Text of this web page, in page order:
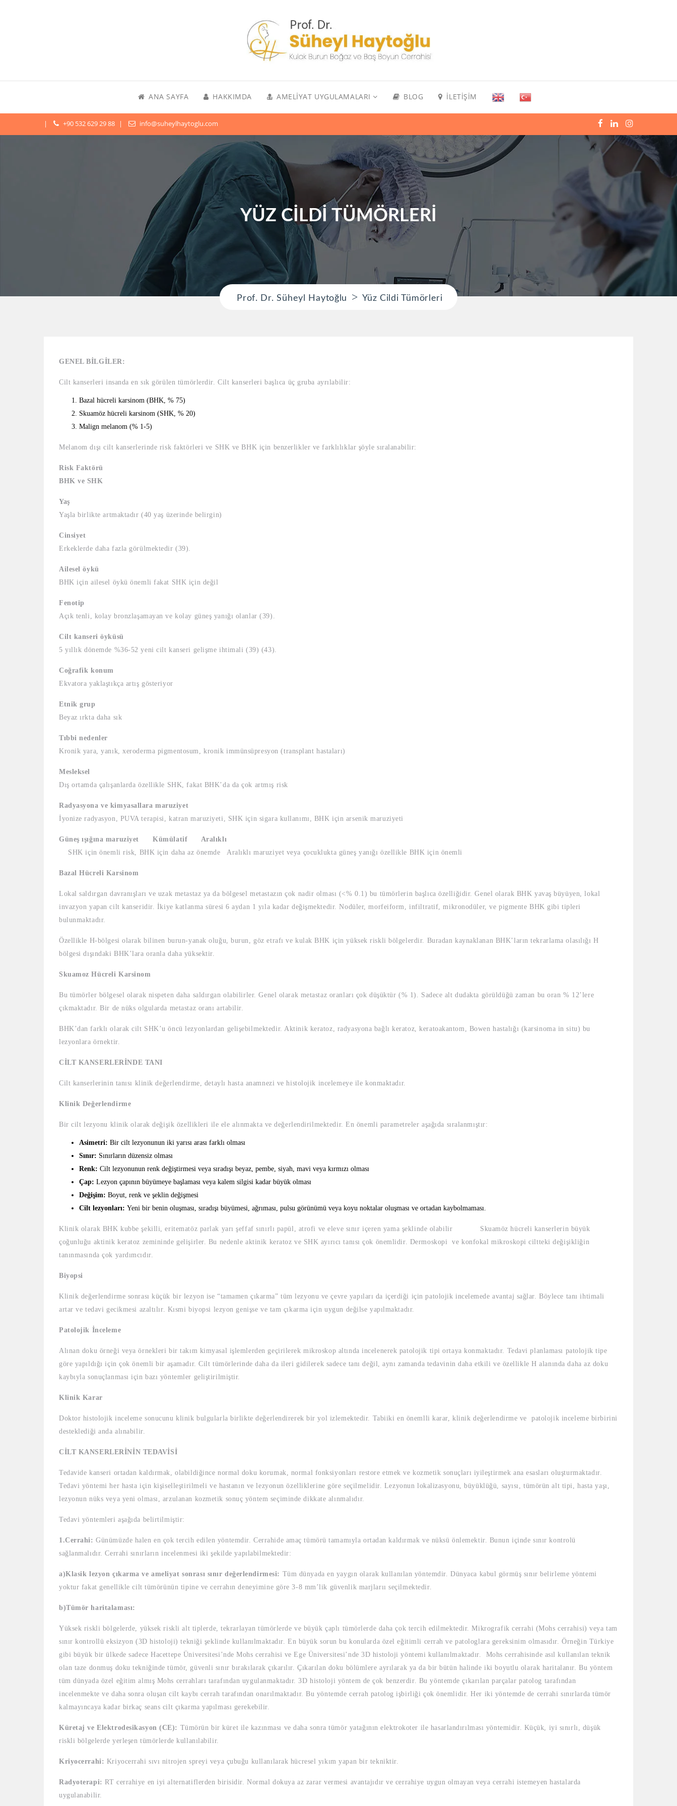
ANA SAYFA HAKKIMDA AMELIYAT UYGULAMALARI BLOG İLETIŞIM
+90 532 629 29 88 info@suheylhaytoglu.com
YÜZ CILDI TÜMÖRLERI
Prof. Dr. Süheyl Haytoğlu > Yüz Cildi Tümörleri
GENEL BİLGİLER:
Cilt kanserleri insanda en sık görülen tümörlerdir. Cilt kanserleri başlıca üç gruba ayrılabilir:
Bazal hücreli karsinom (BHK, % 75)
Skuamöz hücreli karsinom (SHK, % 20)
Malign melanom (% 1-5)
Melanom dışı cilt kanserlerinde risk faktörleri ve SHK ve BHK için benzerlikler ve farklılıklar şöyle sıralanabilir:
Risk Faktörü
BHK ve SHK
Yaş
Yaşla birlikte artmaktadır (40 yaş üzerinde belirgin)
Cinsiyet
Erkeklerde daha fazla görülmektedir (39).
Ailesel öykü
BHK için ailesel öykü önemli fakat SHK için değil
Fenotip
Açık tenli, kolay bronzlaşamayan ve kolay güneş yanığı olanlar (39).
Cilt kanseri öyküsü
5 yıllık dönemde %36-52 yeni cilt kanseri gelişme ihtimali (39) (43).
Coğrafik konum
Ekvatora yaklaştıkça artış gösteriyor
Etnik grup
Beyaz ırkta daha sık
Tıbbi nedenler
Kronik yara, yanık, xeroderma pigmentosum, kronik immünsüpresyon (transplant hastaları)
Mesleksel
Dış ortamda çalışanlarda özellikle SHK, fakat BHK’da da çok artmış risk
Radyasyona ve kimyasallara maruziyet
İyonize radyasyon, PUVA terapisi, katran maruziyeti, SHK için sigara kullanımı, BHK için arsenik maruziyeti
Güneş ışığına maruziyet Kümülatif
Aralıklı
SHK için önemli risk, BHK için daha az önemde Aralıklı maruziyet veya çocuklukta güneş yanığı özellikle BHK için önemli
Bazal Hücreli Karsinom
Lokal saldırgan davranışları ve uzak metastaz ya da bölgesel metastazın çok nadir olması (<% 0.1) bu tümörlerin başlıca özelliğidir. Genel olarak BHK yavaş büyüyen, lokal
invazyon yapan cilt kanseridir. İkiye katlanma süresi 6 aydan 1 yıla kadar değişmektedir. Nodüler, morfeiform, infiltratif, mikronodüler, ve pigmente BHK gibi tipleri
bulunmaktadır.
Özellikle H-bölgesi olarak bilinen burun-yanak oluğu, burun, göz etrafı ve kulak BHK için yüksek riskli bölgelerdir. Buradan kaynaklanan BHK’ların tekrarlama olasılığı H
bölgesi dışındaki BHK’lara oranla daha yüksektir.
Skuamoz Hücreli Karsinom
Bu tümörler bölgesel olarak nispeten daha saldırgan olabilirler. Genel olarak metastaz oranları çok düşüktür (% 1). Sadece alt dudakta görüldüğü zaman bu oran % 12’lere
çıkmaktadır. Bir de nüks olgularda metastaz oranı artabilir.
BHK’dan farklı olarak cilt SHK’u öncü lezyonlardan gelişebilmektedir. Aktinik keratoz, radyasyona bağlı keratoz, keratoakantom, Bowen hastalığı (karsinoma in situ) bu
lezyonlara örnektir.
CİLT KANSERLERİNDE TANI
Cilt kanserlerinin tanısı klinik değerlendirme, detaylı hasta anamnezi ve histolojik incelemeye ile konmaktadır.
Klinik Değerlendirme
Bir cilt lezyonu klinik olarak değişik özellikleri ile ele alınmakta ve değerlendirilmektedir. En önemli parametreler aşağıda sıralanmıştır:
Asimetri: Bir cilt lezyonunun iki yarısı arası farklı olması
Sınır: Sınırların düzensiz olması
Renk: Cilt lezyonunun renk değiştirmesi veya sıradışı beyaz, pembe, siyah, mavi veya kırmızı olması
Çap: Lezyon çapının büyümeye başlaması veya kalem silgisi kadar büyük olması
Değişim: Boyut, renk ve şeklin değişmesi
Cilt lezyonları: Yeni bir benin oluşması, sıradışı büyümesi, ağrıması, pulsu görünümü veya koyu noktalar oluşması ve ortadan kaybolmaması.
Klinik olarak BHK kubbe şekilli, eritematöz parlak yarı şeffaf sınırlı papül, atrofi ve eleve sınır içeren yama şeklinde olabilir Skuamöz hücreli kanserlerin büyük
çoğunluğu aktinik keratoz zemininde gelişirler. Bu nedenle aktinik keratoz ve SHK ayırıcı tanısı çok önemlidir. Dermoskopi ve konfokal mikroskopi ciltteki değişikliğin
tanınmasında çok yardımcıdır.
Biyopsi
Klinik değerlendirme sonrası küçük bir lezyon ise “tamamen çıkarma” tüm lezyonu ve çevre yapıları da içerdiği için patolojik incelemede avantaj sağlar. Böylece tanı ihtimali
artar ve tedavi gecikmesi azaltılır. Kısmi biyopsi lezyon genişse ve tam çıkarma için uygun değilse yapılmaktadır.
Patolojik İnceleme
Alınan doku örneği veya örnekleri bir takım kimyasal işlemlerden geçirilerek mikroskop altında incelenerek patolojik tipi ortaya konmaktadır. Tedavi planlaması patolojik tipe
göre yapıldığı için çok önemli bir aşamadır. Cilt tümörlerinde daha da ileri gidilerek sadece tanı değil, aynı zamanda tedavinin daha etkili ve özellikle H alanında daha az doku
kaybıyla sonuçlanması için bazı yöntemler geliştirilmiştir.
Klinik Karar
Doktor histolojik inceleme sonucunu klinik bulgularla birlikte değerlendirerek bir yol izlemektedir. Tabiiki en önemlli karar, klinik değerlendirme ve patolojik inceleme birbirini
desteklediği anda alınabilir.
CİLT KANSERLERİNİN TEDAVİSİ
Tedavide kanseri ortadan kaldırmak, olabildiğince normal doku korumak, normal fonksiyonları restore etmek ve kozmetik sonuçları iyileştirmek ana esasları oluşturmaktadır.
Tedavi yöntemi her hasta için kişiselleştirilmeli ve hastanın ve lezyonun özelliklerine göre seçilmelidir. Lezyonun lokalizasyonu, büyüklüğü, sayısı, tümörün alt tipi, hasta yaşı,
lezyonun nüks veya yeni olması, arzulanan kozmetik sonuç yöntem seçiminde dikkate alınmalıdır.
Tedavi yöntemleri aşağıda belirtilmiştir:
1.Cerrahi: Günümüzde halen en çok tercih edilen yöntemdir. Cerrahide amaç tümörü tamamıyla ortadan kaldırmak ve nüksü önlemektir. Bunun içinde sınır kontrolü
sağlanmalıdır. Cerrahi sınırların incelenmesi iki şekilde yapılabilmektedir:
a)Klasik lezyon çıkarma ve ameliyat sonrası sınır değerlendirmesi: Tüm dünyada en yaygın olarak kullanılan yöntemdir. Dünyaca kabul görmüş sınır belirleme yöntemi
yoktur fakat genellikle cilt tümörünün tipine ve cerrahın deneyimine göre 3-8 mm’lik güvenlik marjlarıı seçilmektedir.
b)Tümör haritalaması:
Yüksek riskli bölgelerde, yüksek riskli alt tiplerde, tekrarlayan tümörlerde ve büyük çaplı tümörlerde daha çok tercih edilmektedir. Mikrografik cerrahi (Mohs cerrahisi) veya tam
sınır kontrollü eksizyon (3D histoloji) tekniği şeklinde kullanılmaktadır. En büyük sorun bu konularda özel eğitimli cerrah ve patologlara gereksinim olmasıdır. Örneğin Türkiye
gibi büyük bir ülkede sadece Hacettepe Üniversitesi’nde Mohs cerrahisi ve Ege Üniversitesi’nde 3D histoloji yöntemi kullanılmaktadır. Mohs cerrahisinde asıl kullanılan teknik
olan taze donmuş doku tekniğinde tümör, güvenli sınır bırakılarak çıkarılır. Çıkarılan doku bölümlere ayrılarak ya da bir bütün halinde iki boyutlu olarak haritalanır. Bu yöntem
tüm dünyada özel eğitim almış Mohs cerrahları tarafından uygulanmaktadır. 3D histoloji yöntem de çok benzerdir. Bu yöntemde çıkarılan parçalar patolog tarafından
incelenmekte ve daha sonra oluşan cilt kaybı cerrah tarafından onarılmaktadır. Bu yöntemde cerrah patolog işbirliği çok önemlidir. Her iki yöntemde de cerrahi sınırlarda tümör
kalmayıncaya kadar birkaç seans cilt çıkarma yapılması gerekebilir.
Küretaj ve Elektrodesikasyon (CE): Tümörün bir küret ile kazınması ve daha sonra tümör yatağının elektrokoter ile hasarlandırılması yöntemidir. Küçük, iyi sınırlı, düşük
riskli bölgelerde yerleşen tümörlerde kullanılabilir.
Kriyocerrahi: Kriyocerrahi sıvı nitrojen spreyi veya çubuğu kullanılarak hücresel yıkım yapan bir tekniktir.
Radyoterapi: RT cerrahiye en iyi alternatiflerden birisidir. Normal dokuya az zarar vermesi avantajıdır ve cerrahiye uygun olmayan veya cerrahi istemeyen hastalarda
uygulanabilir.